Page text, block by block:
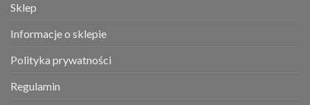
Sklep
Informacje o sklepie
Polityka prywatności
Regulamin